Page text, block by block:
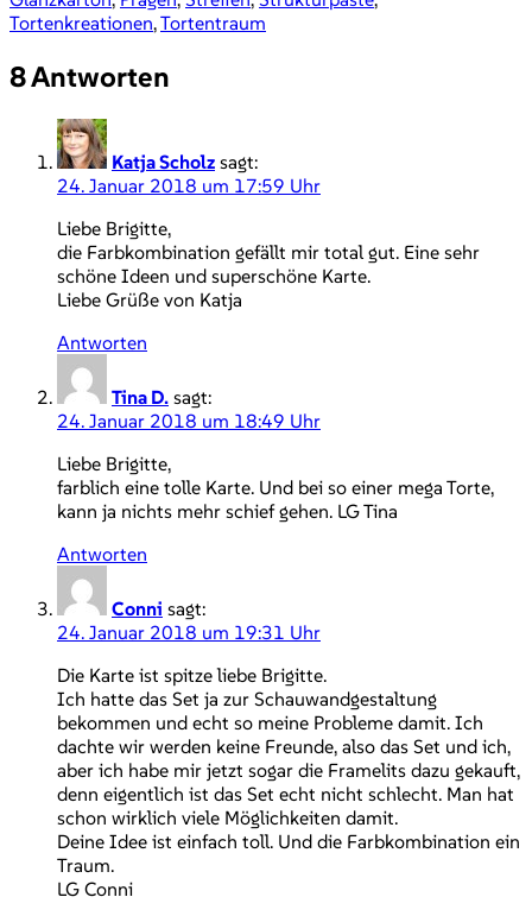
Tortenkreationen,Tortentraum
8 Antworten
Katja Scholz sagt:
24. Januar 2018 um 17:59 Uhr
Liebe Brigitte,
die Farbkombination gefällt mir total gut. Eine sehr
schöne Ideen und superschöne Karte.
Liebe Grüße von Katja
Antworten
Tina D. sagt:
24. Januar 2018 um 18:49 Uhr
Liebe Brigitte,
farblich eine tolle Karte. Und bei so einer mega Torte,
kann ja nichts mehr schief gehen. LG Tina
Antworten
Conni sagt:
24. Januar 2018 um 19:31 Uhr
Die Karte ist spitze liebe Brigitte.
Ich hatte das Set ja zur Schauwandgestaltung
bekommen und echt so meine Probleme damit. Ich
dachte wir werden keine Freunde, also das Set und ich,
aber ich habe mir jetzt sogar die Framelits dazu gekauft,
denn eigentlich ist das Set echt nicht schlecht. Man hat
schon wirklich viele Möglichkeiten damit.
Deine Idee ist einfach toll. Und die Farbkombination ein
Traum.
LG Conni